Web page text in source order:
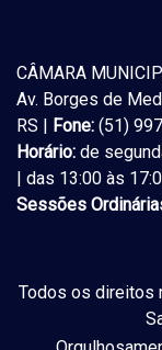
CÂMARA
Av. Borges de
RS |
Fone: (51)
Horário: de
| das 13:00 às
Sessões
Todos os direitos